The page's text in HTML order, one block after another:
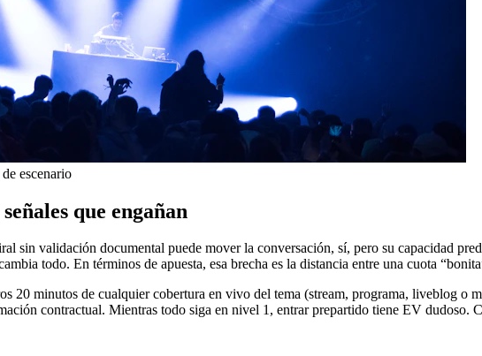
escenario
que engañan
sin validación documental puede mover la conversación, sí, pero su capacidad
todo. En términos de apuesta, esa brecha es la distancia entre una cuota
20 minutos de cualquier cobertura en vivo del tema (stream, programa, liveblog
contractual. Mientras todo siga en nivel 1, entrar prepartido tiene EV dudoso.